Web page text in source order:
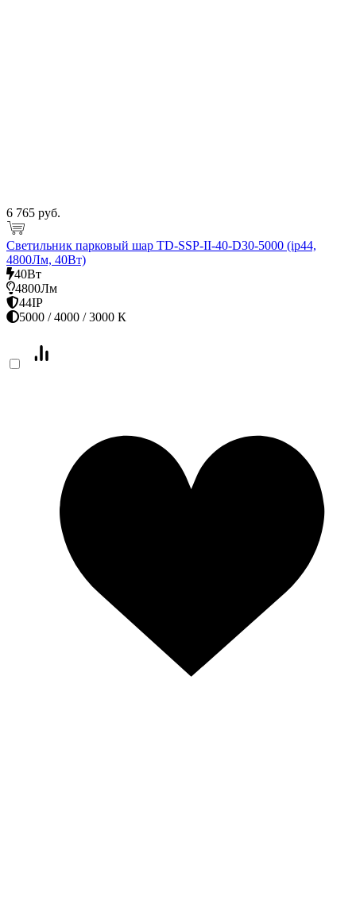
6 765 руб.
Светильник парковый шар TD-SSP-II-40-D30-5000 (ip44,
4800Лм, 40Вт)
40Вт
4800Лм
44IP
5000 / 4000 / 3000 К